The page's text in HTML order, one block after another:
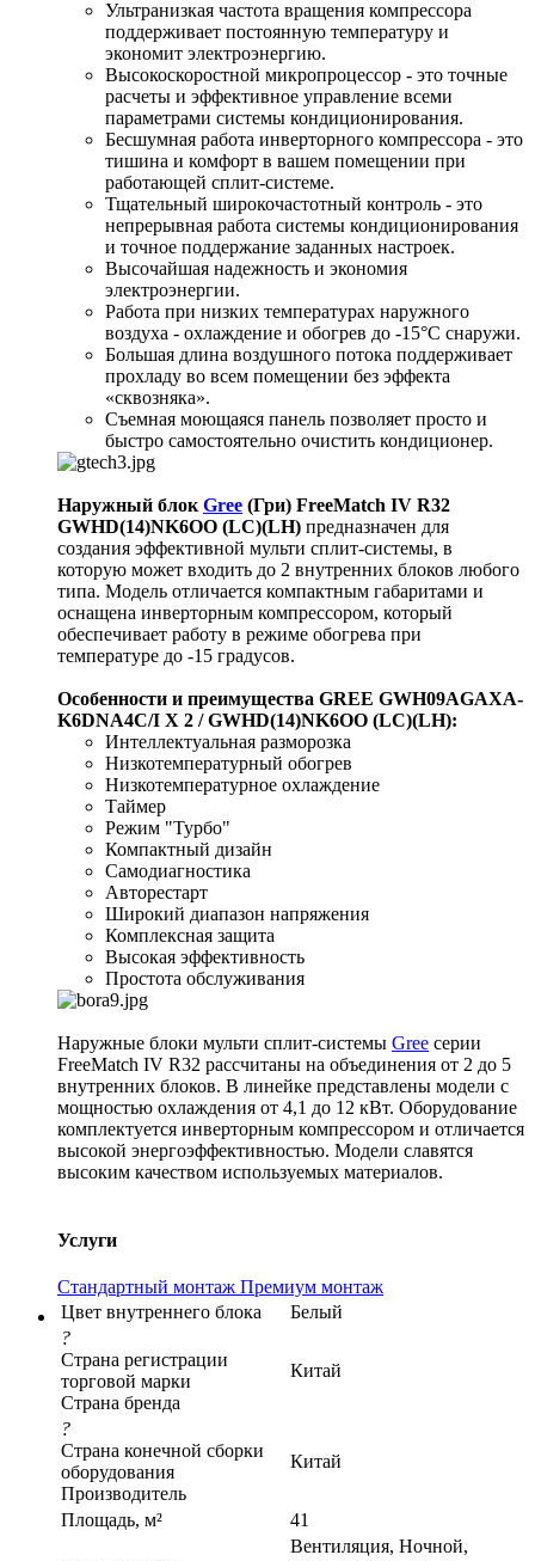
Ультранизкая частота вращения компрессора
поддерживает постоянную температуру и
экономит электроэнергию.
Высокоскоростной микропроцессор - это точные
расчеты и эффективное управление всеми
параметрами системы кондиционирования.
Бесшумная работа инверторного компрессора - это
тишина и комфорт в вашем помещении при
работающей сплит-системе.
Тщательный широкочастотный контроль - это
непрерывная работа системы кондиционирования
и точное поддержание заданных настроек.
Высочайшая надежность и экономия
электроэнергии.
Работа при низких температурах наружного
воздуха - охлаждение и обогрев до -15°С снаружи.
Большая длина воздушного потока поддерживает
прохладу во всем помещении без эффекта
«сквозняка».
Съемная моющаяся панель позволяет просто и
быстро самостоятельно очистить кондиционер.
Наружный блок Gree (Гри) FreeMatch IV R32
GWHD(14)NK6OO (LC)(LH) предназначен для
создания эффективной мульти сплит-системы, в
которую может входить до 2 внутренних блоков любого
типа. Модель отличается компактным габаритами и
оснащена инверторным компрессором, который
обеспечивает работу в режиме обогрева при
температуре до -15 градусов.
Особенности и преимущества GREE GWH09AGAXA-
K6DNA4C/I X 2 / GWHD(14)NK6OO (LC)(LH):
Интеллектуальная разморозка
Низкотемпературный обогрев
Низкотемпературное охлаждение
Таймер
Режим "Турбо"
Компактный дизайн
Самодиагностика
Авторестарт
Широкий диапазон напряжения
Комплексная защита
Высокая эффективность
Простота обслуживания
Наружные блоки мульти сплит-системы Gree серии
FreeMatch IV R32 рассчитаны на объединения от 2 до 5
внутренних блоков. В линейке представлены модели с
мощностью охлаждения от 4,1 до 12 кВт. Оборудование
комплектуется инверторным компрессором и отличается
высокой энергоэффективностью. Модели славятся
высоким качеством используемых материалов.
Услуги
Стандартный монтаж Премиум монтаж
Цвет внутреннего блока
Белый
?
Страна регистрации
торговой марки
Страна бренда
Китай
?
Страна конечной сборки
оборудования
Производитель
Китай
Площадь, м² 41
Вентиляция, Ночной,